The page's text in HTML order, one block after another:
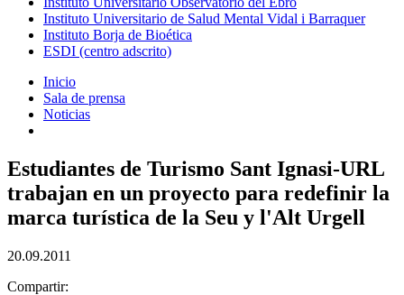
Instituto Universitario de Salud Mental Vidal i Barraquer
Instituto Borja de Bioética
ESDI (centro adscrito)
Inicio
Sala de prensa
Noticias
Estudiantes de Turismo Sant Ignasi-URL
trabajan en un proyecto para redefinir la
marca turística de la Seu y l'Alt Urgell
20.09.2011
Compartir: